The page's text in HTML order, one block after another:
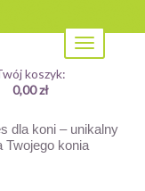
Toggle
navigation
koszyk:
0,00 zł
dla koni – unikalny
Twojego konia